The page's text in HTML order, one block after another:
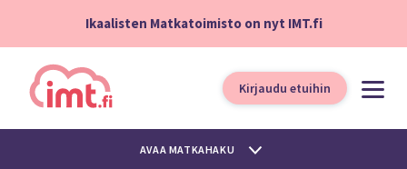
Ikaalisten Matkatoimisto on nyt IMT.fi
Kirjaudu etuihin
AVAA MATKAHAKU